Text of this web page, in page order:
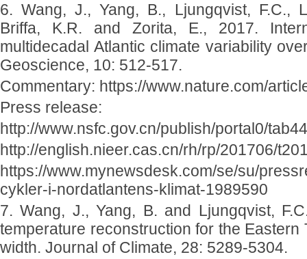
6. Wang, J., Yang, B., Ljungqvist, F.C.,
Briffa, K.R. and Zorita, E., 2017.
multidecadal Atlantic climate variability
Geoscience, 10: 512-517.
Commentary: https://www.nature.com/
Press release:
http://www.nsfc.gov.cn/publish/portal0/
http://english.nieer.cas.cn/rh/rp/201706/
https://www.mynewsdesk.com/se/su/
cykler-i-nordatlantens-klimat-1989590
7. Wang, J., Yang, B. and Ljungqvist,
temperature reconstruction for the Eastern
width. Journal of Climate, 28: 5289-5304.